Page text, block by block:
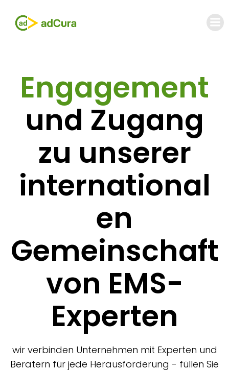
Engagement
und Zugang
zu unserer
international
en
Gemeinschaft
von EMS-
Experten
wir verbinden Unternehmen mit Experten und
Beratern für jede Herausforderung - füllen Sie